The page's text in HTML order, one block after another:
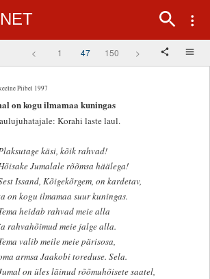
< 1 47 150 >
Piibel 1997
on kogu ilmamaa kuningas
Korahi laste laul.
käsi, kõik rahvad!
Jumalale rõõmsa häälega!
Issand, Kõigekõrgem, on kardetav,
on kogu ilmamaa suur kuningas.
heidab rahvad meie alla
rahvahõimud meie jalge alla.
valib meile meie pärisosa,
armsa Jaakobi toreduse. Sela.
on üles läinud rõõmuhõisete saatel,